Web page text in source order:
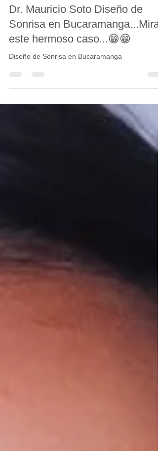
Dr Mauricio Soto
22 nov 2019
1 min de lectura
Dr. Mauricio Soto Diseño de
Sonrisa en Bucaramanga...Mira
Diseño de Sonrisa en Bucaramanga